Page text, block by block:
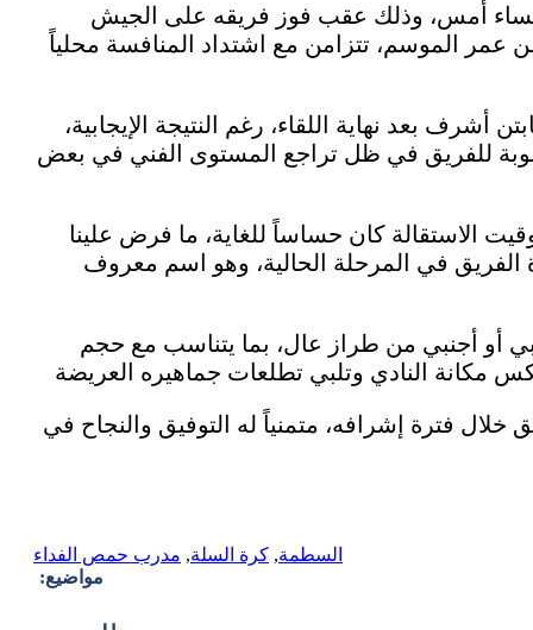
أمس، وذلك عقب فوز فريقه على الجيش
الموسم، تتزامن مع اشتداد المنافسة محلياً
بعد نهاية اللقاء، رغم النتيجة الإيجابية،
للفريق في ظل تراجع المستوى الفني في بعض
الاستقالة كان حساساً للغاية، ما فرض علينا
الفريق في المرحلة الحالية، وهو اسم معروف
أو أجنبي من طراز عال، بما يتناسب مع حجم
فترة إشرافه، متمنياً له التوفيق والنجاح في
السطمة, كرة السلة, مدرب حمص الفداء
مواضيع: